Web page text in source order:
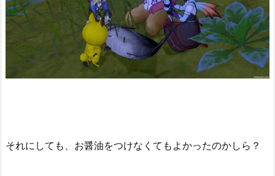
それにしても、お醤油をつけなくてもよかったのかしら？